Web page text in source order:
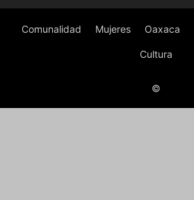
Comunalidad Mujeres Oaxaca
Cultura
©